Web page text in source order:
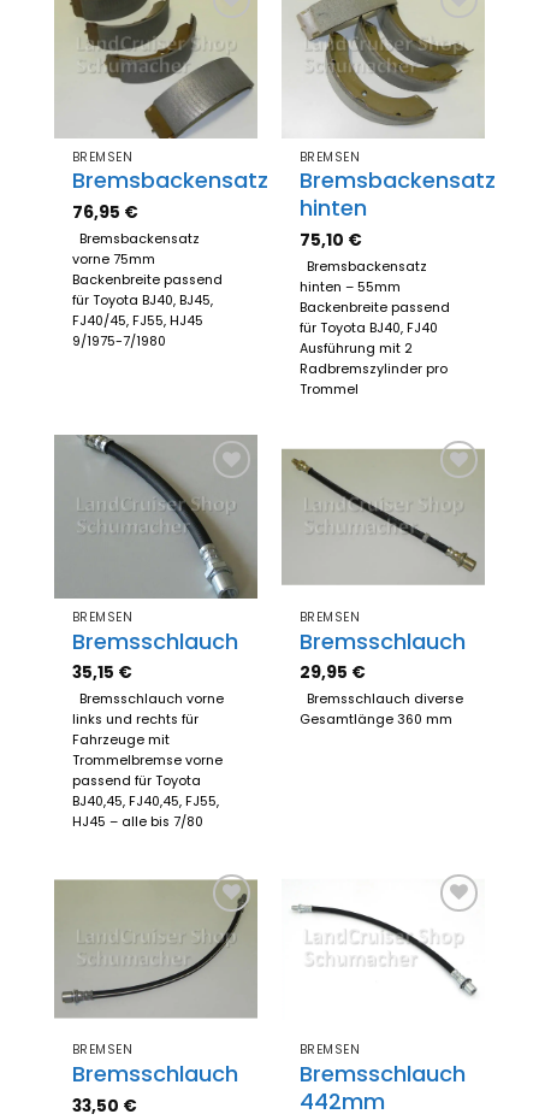
Zum
Merkzettel
hinzufügen
BREMSEN
Bremsbackensatz
76,95 €
Bremsbackensatz
vorne 75mm
Backenbreite passend
für Toyota BJ40, BJ45,
FJ40/45, FJ55, HJ45
9/1975-7/1980
Zum
Merkzettel
hinzufügen
BREMSEN
Bremsbackensatz
hinten
75,10 €
Bremsbackensatz
hinten – 55mm
Backenbreite passend
für Toyota BJ40, FJ40
Ausführung mit 2
Radbremszylinder pro
Trommel
Zum
Merkzettel
hinzufügen
BREMSEN
Bremsschlauch
35,15 €
Bremsschlauch vorne
links und rechts für
Fahrzeuge mit
Trommelbremse vorne
passend für Toyota
BJ40,45, FJ40,45, FJ55,
HJ45 – alle bis 7/80
Zum
Merkzettel
hinzufügen
BREMSEN
Bremsschlauch
29,95 €
Bremsschlauch diverse
Gesamtlänge 360 mm
Zum
Merkzettel
hinzufügen
BREMSEN
Bremsschlauch
33,50 €
Zum
Merkzettel
hinzufügen
BREMSEN
Bremsschlauch
442mm